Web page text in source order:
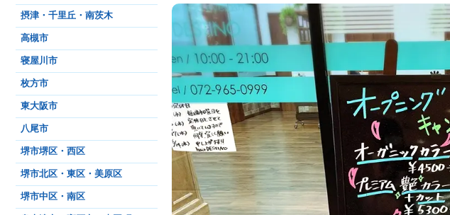
摂津・千里丘・南茨木
高槻市
寝屋川市
枚方市
東大阪市
八尾市
堺市堺区・西区
堺市北区・東区・美原区
堺市中区・南区